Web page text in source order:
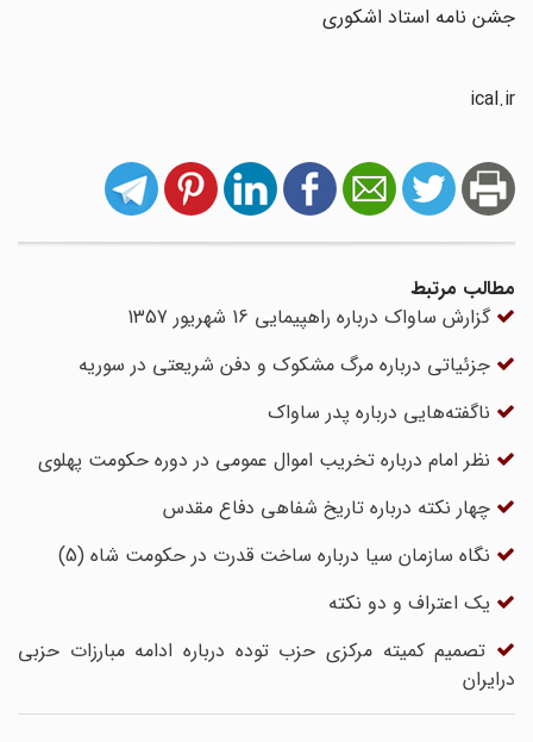
جشن نامه استاد اشکوری
ical.ir
مطالب مرتبط
گزارش ساواک درباره راهپیمایی 16 شهریور 1357
جزئیاتی درباره مرگ مشکوک و دفن شریعتی در سوریه
ناگفته‌هایی درباره پدر ساواک
نظر امام درباره تخریب اموال عمومی در دوره حکومت پهلوی
چهار نکته درباره تاریخ شفاهی دفاع مقدس
نگاه سازمان سیا درباره ساخت قدرت در حکومت شاه (5)
یک اعتراف و دو نکته
تصمیم کمیته مرکزی حزب توده درباره ادامه مبارزات حزبی
درایران